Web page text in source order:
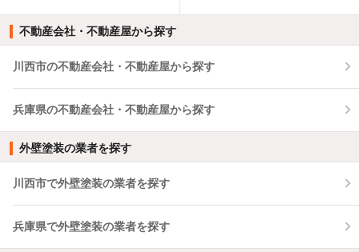
不動産会社・不動産屋から探す
川西市の不動産会社・不動産屋から探す
兵庫県の不動産会社・不動産屋から探す
外壁塗装の業者を探す
川西市で外壁塗装の業者を探す
兵庫県で外壁塗装の業者を探す